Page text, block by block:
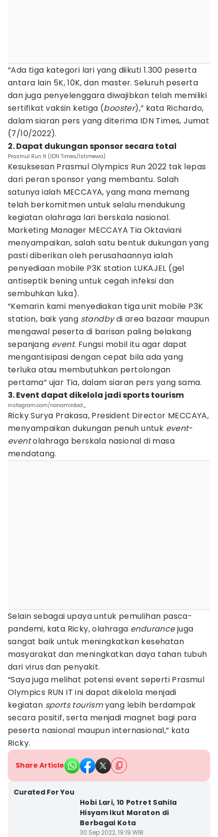
“Ada tiga kategori lari yang diikuti 1.300 peserta
antara lain 5K, 10K, dan master. Seluruh peserta
dan juga penyelenggara diwajibkan telah memiliki
sertifikat vaksin ketiga (booster),” kata Richardo,
dalam siaran pers yang diterima IDN Times, Jumat
(7/10/2022).
2. Dapat dukungan sponsor secara total
Prasmul Run It (IDN Times/Istimewa)
Kesuksesan Prasmul Olympics Run 2022 tak lepas
dari peran sponsor yang membantu. Salah
satunya ialah MECCAYA, yang mana memang
telah berkomitmen untuk selalu mendukung
kegiatan olahraga lari berskala nasional.
Marketing Manager MECCAYA Tia Oktaviani
menyampaikan, salah satu bentuk dukungan yang
pasti diberikan oleh perusahaannya ialah
penyediaan mobile P3K station LUKAJEL (gel
antiseptik bening untuk cegah infeksi dan
sembuhkan luka).
“Kemarin kami menyediakan tiga unit mobile P3K
station, baik yang standbydi area bazaar maupun
mengawal peserta di barisan paling belakang
sepanjang event. Fungsi mobil itu agar dapat
mengantisipasi dengan cepat bila ada yang
terluka atau membutuhkan pertolongan
pertama” ujar Tia, dalam siaran pers yang sama.
3. Event dapat dikelola jadi sports tourism
instagram.com/nanamirdad_
Ricky Surya Prakasa, President Director MECCAYA,
menyampaikan dukungan penuh untuk event-
eventolahraga berskala nasional di masa
mendatang.
Selain sebagai upaya untuk pemulihan pasca-
pandemi, kata Ricky, olahraga endurancejuga
sangat baik untuk meningkatkan kesehatan
masyarakat dan meningkatkan daya tahan tubuh
dari virus dan penyakit.
“Saya juga melihat potensi event seperti Prasmul
Olympics RUN IT ini dapat dikelola menjadi
kegiatan sports tourismyang lebih berdampak
secara positif, serta menjadi magnet bagi para
peserta nasional maupun internasional,” kata
Ricky.
Share Article
Curated For You
Hobi Lari, 10 Potret Sahila
Hisyam Ikut Maraton di
Berbagai Kota
30 Sep 2022, 19:19 WIB